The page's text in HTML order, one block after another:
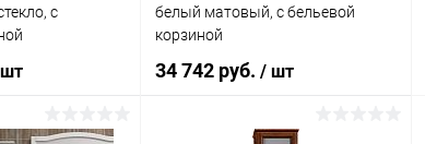
с
белый матовый, с бельевой
корзиной
34 742 руб. / шт